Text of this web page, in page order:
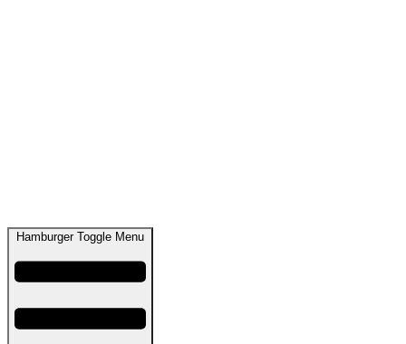
Hamburger Toggle Menu